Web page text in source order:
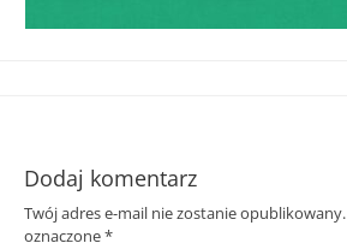
Dodaj komentarz
Twój adres e-mail nie zostanie opublikowany.
oznaczone*